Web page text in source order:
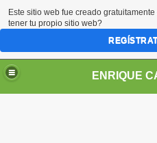
Este sitio web fue creado gratuitamente
tener tu propio sitio web?